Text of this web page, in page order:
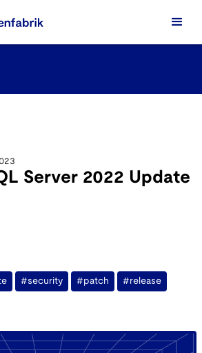
Server 2022 Update
#security #patch #release